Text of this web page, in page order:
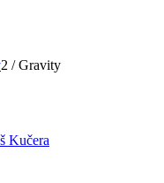
2 / Gravity
Kučera